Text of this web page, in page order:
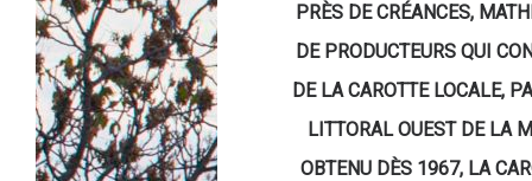
PRÈS DE CRÉANCES,
DE PRODUCTEURS QUI
DE LA CAROTTE LOCALE,
LITTORAL OUEST DE LA
OBTENU DÈS 1967, LA